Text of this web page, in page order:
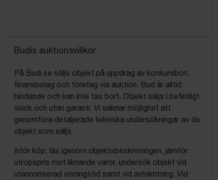
Budis auktionsvillkor
På Budi.se säljs objekt på uppdrag av konkursbon,
finansbolag och företag via auktion. Bud är alltid
bindande och kan inte tas bort. Objekt säljs i befintligt
skick och utan garanti. Vi saknar möjlighet att
genomföra detaljerade tekniska undersökningar av de
objekt som säljs.
Inför köp, läs igenom objektsbeskrivningen, jämför
utropspris mot liknande varor, undersök objekt vid
utannonserad visningstid samt vid avhämtning. Vid